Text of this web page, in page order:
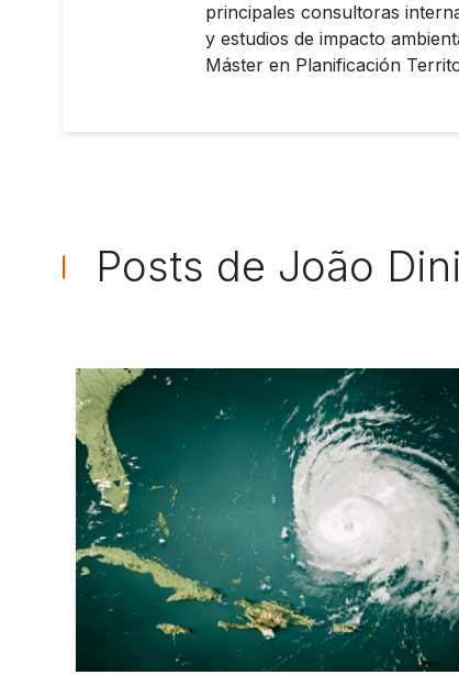
principales consultoras
y estudios de impacto
Máster en Planificación
Posts de João